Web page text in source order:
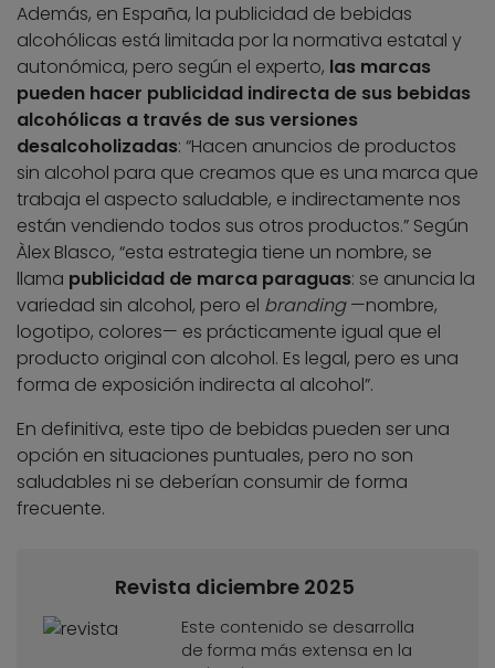
Además, en España, la publicidad de bebidas
alcohólicas está limitada por la normativa estatal y
autonómica, pero según el experto, las marcas
pueden hacer publicidad indirecta de sus bebidas
alcohólicas a través de sus versiones
desalcoholizadas: “Hacen anuncios de productos
sin alcohol para que creamos que es una marca que
trabaja el aspecto saludable, e indirectamente nos
están vendiendo todos sus otros productos.” Según
Àlex Blasco, “esta estrategia tiene un nombre, se
llama publicidad de marca paraguas: se anuncia la
variedad sin alcohol, pero el branding—nombre,
logotipo, colores— es prácticamente igual que el
producto original con alcohol. Es legal, pero es una
forma de exposición indirecta al alcohol”.
En definitiva, este tipo de bebidas pueden ser una
opción en situaciones puntuales, pero no son
saludables ni se deberían consumir de forma
frecuente.
Revista diciembre 2025
Este contenido se desarrolla
de forma más extensa en la